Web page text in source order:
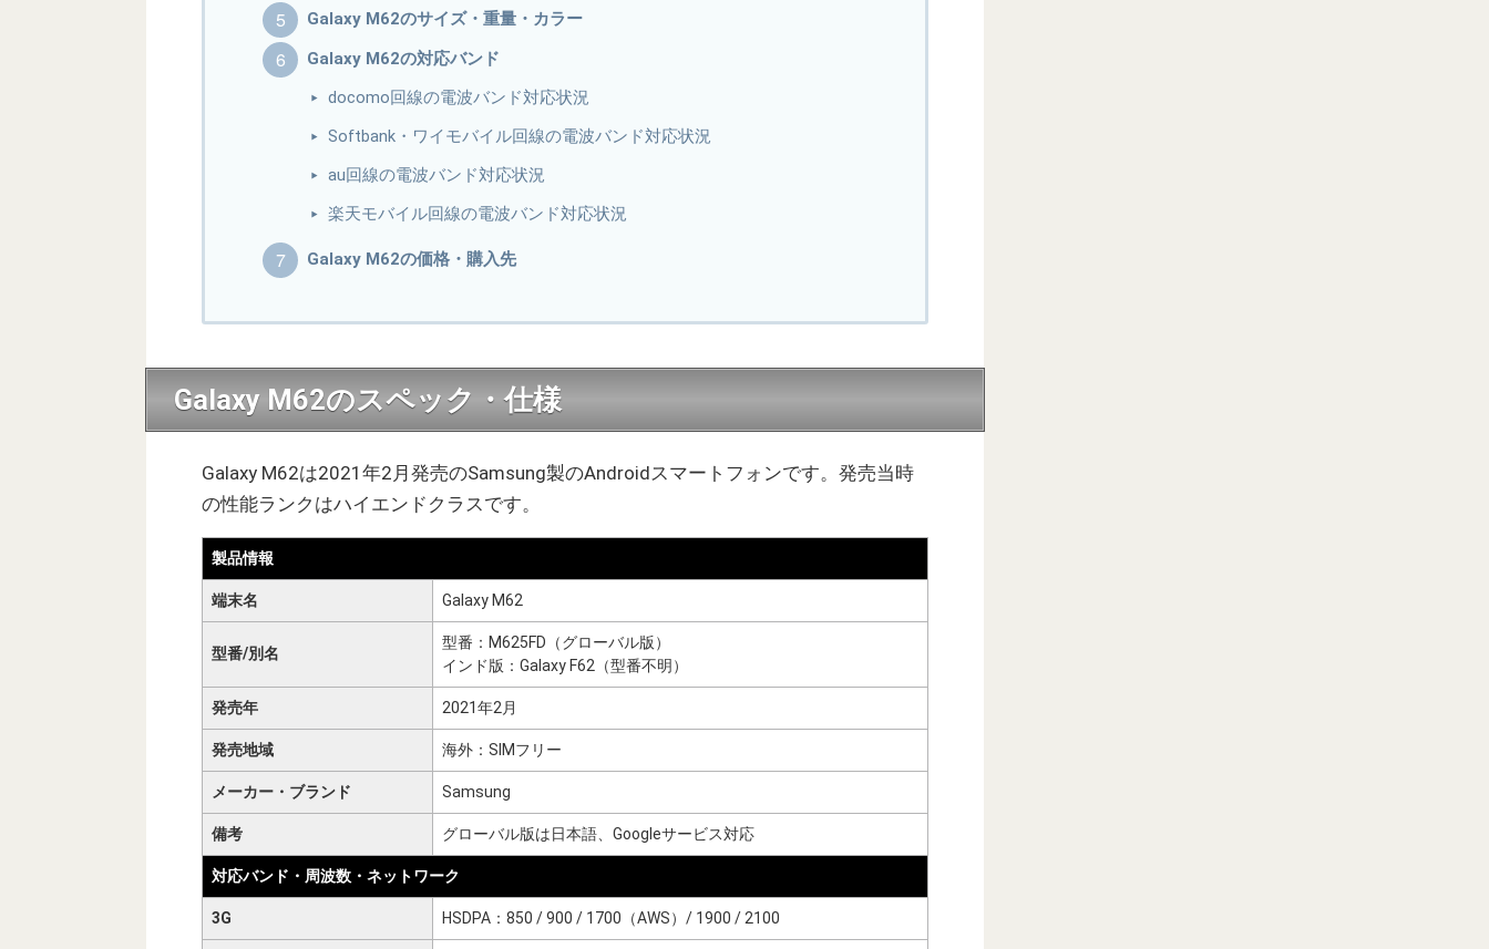
Galaxy M62のサイズ・重量・カラー
Galaxy M62の対応バンド
docomo回線の電波バンド対応状況
Softbank・ワイモバイル回線の電波バンド対応状況
au回線の電波バンド対応状況
楽天モバイル回線の電波バンド対応状況
Galaxy M62の価格・購入先
Galaxy M62のスペック・仕様
Galaxy M62は2021年2月発売のSamsung製のAndroidスマートフォンです。発売当時
の性能ランクはハイエンドクラスです。
製品情報
端末名 Galaxy M62
型番/別名
型番：M625FD（グローバル版）
インド版：Galaxy F62（型番不明）
発売年 2021年2月
発売地域 海外：SIMフリー
メーカー・ブランド Samsung
備考 グローバル版は日本語、Googleサービス対応
対応バンド・周波数・ネットワーク
3G HSDPA：850 / 900 / 1700（AWS）/ 1900 / 2100